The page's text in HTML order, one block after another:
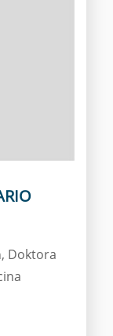
Doktora